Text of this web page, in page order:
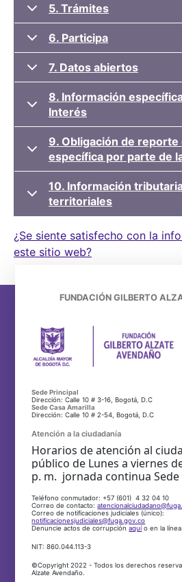
5. Trámites
6. Participa
7. Datos abiertos
8. Información
Interés
9. Obligación de
específica por parte de
10. Información
territoriales
¿Se siente satisfecho con la
este sitio web?
FUNDACIÓN GILBERTO
Sede Principal
Dirección: Calle 10 # 3-16, Bogotá, D.C
Sede Casa Amarilla
Dirección: Calle 10 # 2-54, Bogotá, D.C
Atención a la ciudadanía
Horarios de atención al
público de Lunes a viernes
p. m. jornada continua Sede
Teléfono conmutador: +57 (601) 4 32 04 10
Correo de contacto:
Correo de notificaciones judiciales (único):
notificacionesjudiciales@fuga.gov.co
Denuncie actos de corrupciónaquío en la línea
NIT: 860.044.113-3
©Copyright 2022 - Todos los derechos
Alzate Avendaño.